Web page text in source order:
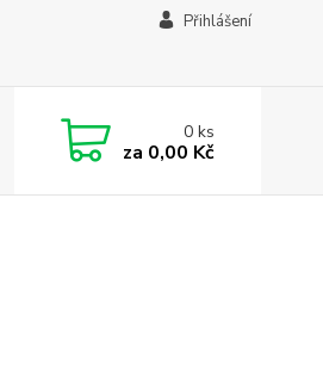
Přihlášení
0ks
za 0,00 Kč